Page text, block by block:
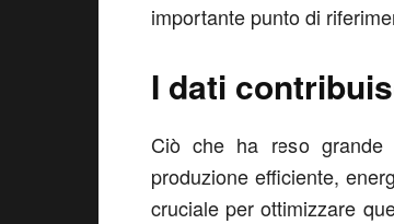
importante punto di
I dati
Ciò che ha reso grande
produzione efficiente,
cruciale per ottimizzare